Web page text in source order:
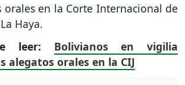
orales en la Corte Internacional de
Haya.
leer: Bolivianos en vigilia
alegatos orales en la CIJ